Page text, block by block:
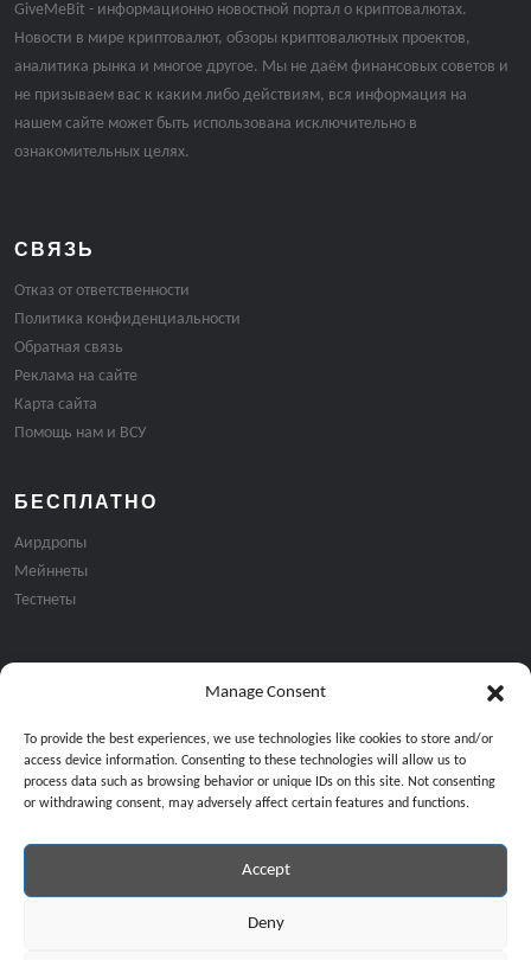
Manage Consent
To provide the best experiences, we use technologies like cookies to store and/or
access device information. Consenting to these technologies will allow us to
process data such as browsing behavior or unique IDs on this site. Not consenting
or withdrawing consent, may adversely affect certain features and functions.
Accept
Deny
GiveMeBit - информационно новостной портал о криптовалютах.
Новости в мире криптовалют, обзоры криптовалютных проектов,
аналитика рынка и многое другое. Мы не даём финансовых советов и
не призываем вас к каким либо действиям, вся информация на
нашем сайте может быть использована исключительно в
ознакомительных целях.
СВЯЗЬ
Отказ от ответственности
Политика конфиденциальности
Обратная связь
Реклама на сайте
Карта сайта
Помощь нам и ВСУ
БЕСПЛАТНО
Аирдропы
Мейннеты
Тестнеты
Подписка на email рассылку:
Продолжая, вы соглашаетесь с нашей политикой
Copyright © 2024 All Rights Reserved by